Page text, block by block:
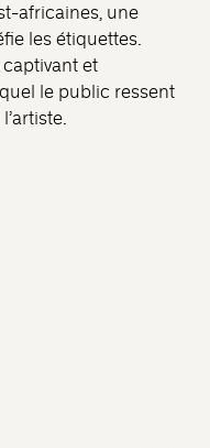
africaines, une
les étiquettes.
et
le public ressent